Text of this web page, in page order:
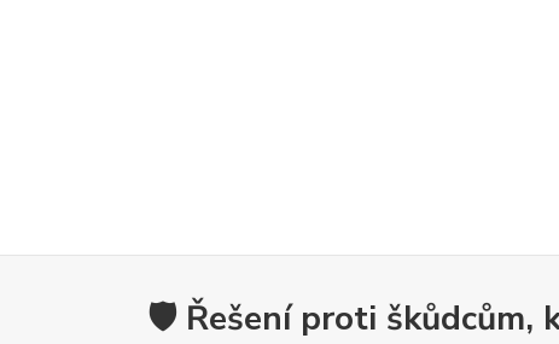
🛡️ Řešení proti škůdcům,